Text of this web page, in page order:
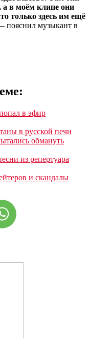
а в моём клипе они
только здесь им ещё
пояснил музыкант в
в эфир
в русской печи
обмануть
из репертуара
и скандалы